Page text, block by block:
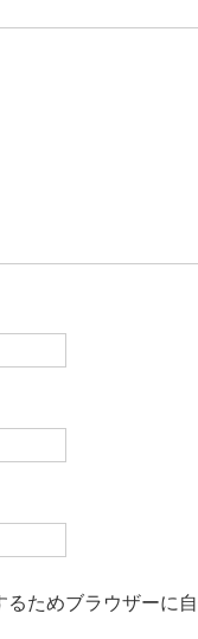
ためブラウザーに